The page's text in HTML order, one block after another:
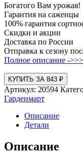
Богатого Вам урожая!
Гарантия на саженцы
100% гарантия
Скидки и акции
Доставка по России
Отправка к сезону
Полное описание ->>>
КУПИТЬ ЗА 843 ₽
Артикул: 20594
Гарденмарт
Описание
Детали
Описание